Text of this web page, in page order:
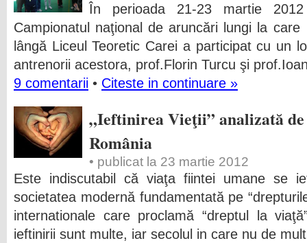
În perioada 21-23 martie
Campionatul naţional de aruncări lungi la
lângă Liceul Teoretic Carei a participat cu un
antrenorii acestora, prof.Florin Turcu şi
9 comentarii • Citeste in continuare »
„Ieftinirea Vieţii” analizată
România
• publicat la 23 martie 2012
Este indiscutabil că viaţa fiintei umane se
societatea modernă fundamentată pe
internationale care proclamă “dreptul la
ieftinirii sunt multe, iar secolul in care nu de